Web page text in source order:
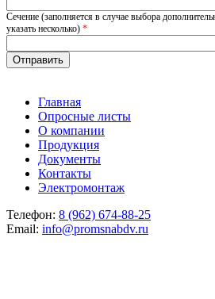
Сечение (заполняется в случае выбора
указать несколько) *
Главная
Опросные листы
О компании
Продукция
Документы
Контакты
Электромонтаж
Телефон: 8 (962) 674-88-25
Email: info@promsnabdv.ru